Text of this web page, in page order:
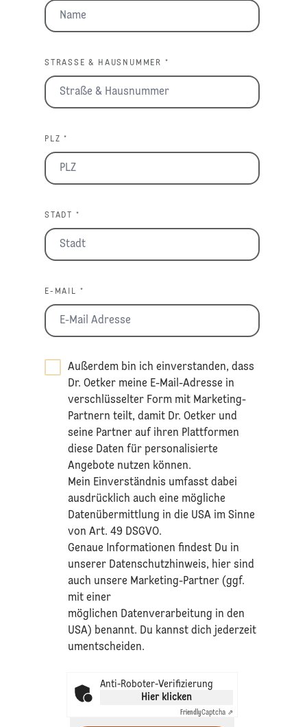
STRASSE & HAUSNUMMER *
PLZ *
STADT *
E-MAIL *
Außerdem bin ich einverstanden, dass
Dr. Oetker meine E-Mail-Adresse in
verschlüsselter Form mit Marketing-
Partnern teilt, damit Dr. Oetker und
seine Partner auf ihren Plattformen
diese Daten für personalisierte
Angebote nutzen können.
Mein Einverständnis umfasst dabei
ausdrücklich auch eine mögliche
Datenübermittlung in die USA im Sinne
von Art. 49 DSGVO.​
​Genaue Informationen findest Du in
unserer Datenschutzhinweis, hier sind
auch unsere Marketing-Partner (ggf.
mit einer
möglichen Datenverarbeitung in den
USA) benannt. Du kannst dich jederzeit
umentscheiden.
Anti-Roboter-Verifizierung
Hier klicken
FriendlyCaptcha ⇗